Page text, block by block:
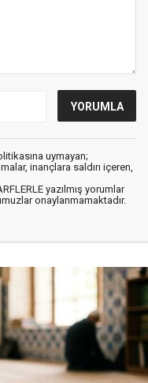
uymayan;
inançlara saldırı içeren,
yazılmış yorumlar
onaylanmamaktadır.